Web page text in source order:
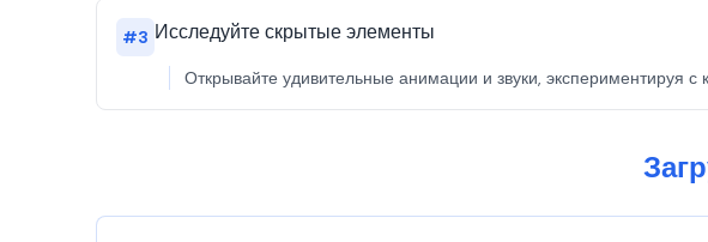
#3 Исследуйте скрытые элементы
Открывайте удивительные анимации и звуки, экспериментируя